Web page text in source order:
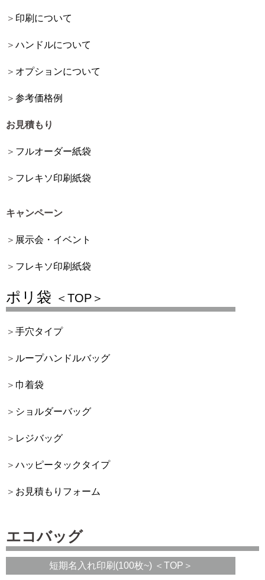
印刷について
ハンドルについて
オプションについて
参考価格例
お見積もり
フルオーダー紙袋
フレキソ印刷紙袋
キャンペーン
展示会・イベント
フレキソ印刷紙袋
ポリ袋 ＜TOP＞
手穴タイプ
ループハンドルバッグ
巾着袋
ショルダーバッグ
レジバッグ
ハッピータックタイプ
お見積もりフォーム
エコバッグ
短期名入れ印刷(100枚~) ＜TOP＞